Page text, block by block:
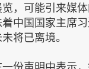
，可能引来媒
中国国家主席
将已离境。